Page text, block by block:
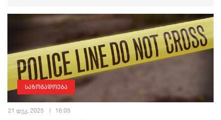
საზოგადოება
21 დეკ, 2025 16:05